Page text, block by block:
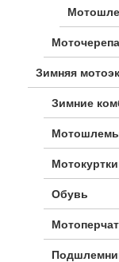
Зимняя
Зимние
Обувь